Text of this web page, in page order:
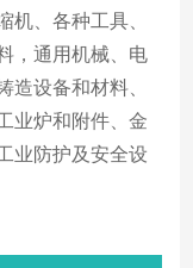
机、各种工具、
，通用机械、电
造设备和材料、
业炉和附件、金
业防护及安全设